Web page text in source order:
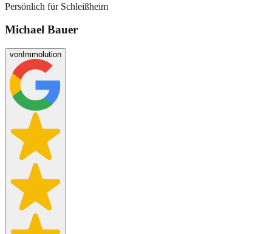
Persönlich für Schleißheim
Michael Bauer
von Immolution